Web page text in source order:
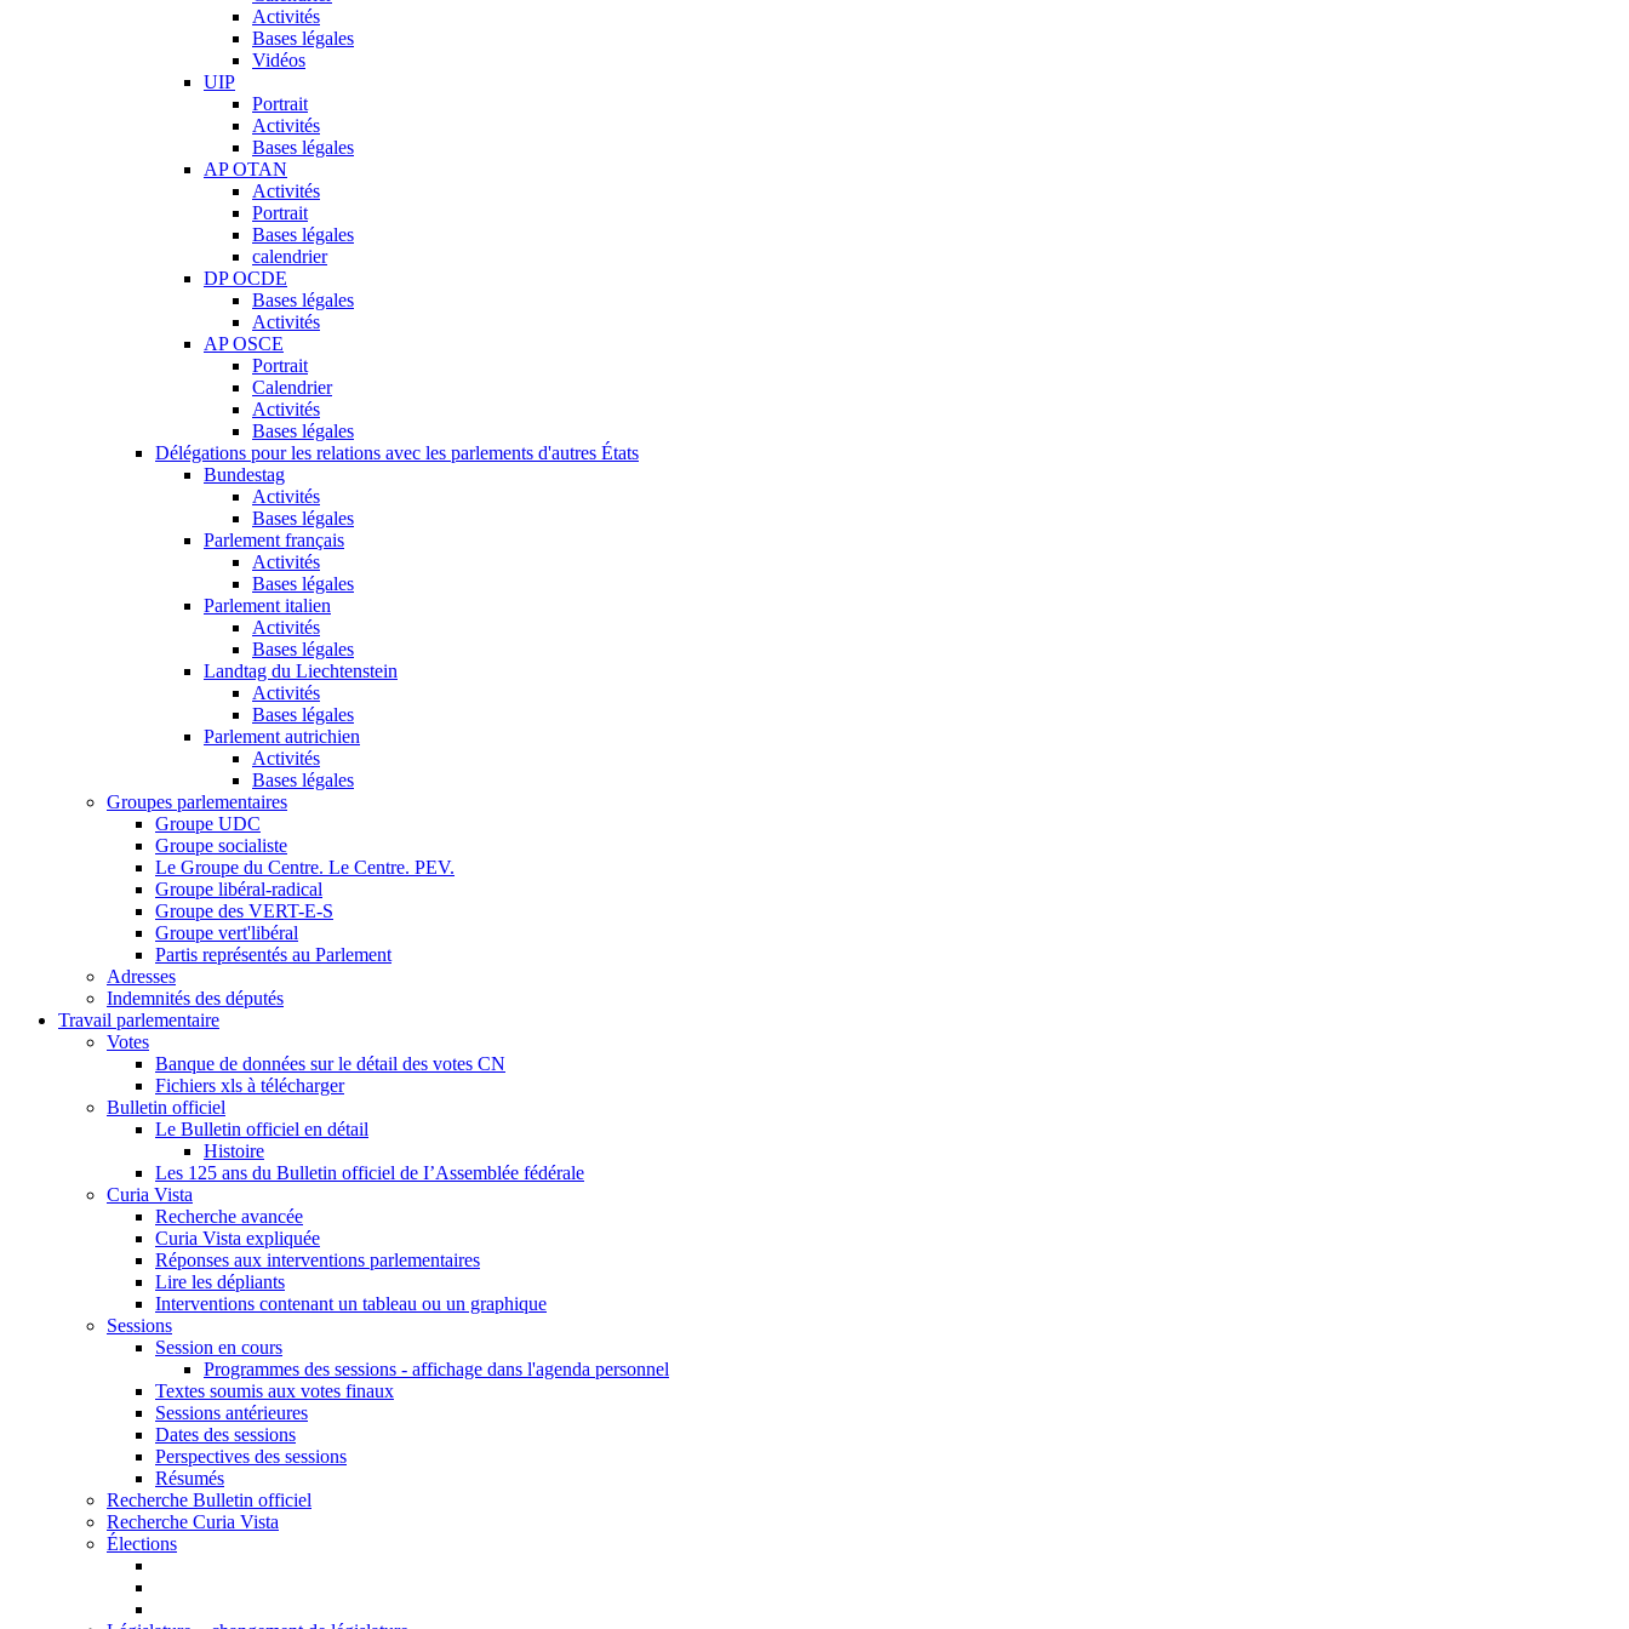
Activités
Bases légales
Vidéos
UIP
Portrait
Activités
Bases légales
AP OTAN
Activités
Portrait
Bases légales
calendrier
DP OCDE
Bases légales
Activités
AP OSCE
Portrait
Calendrier
Activités
Bases légales
Délégations pour les relations avec les parlements d'autres États
Bundestag
Activités
Bases légales
Parlement français
Activités
Bases légales
Parlement italien
Activités
Bases légales
Landtag du Liechtenstein
Activités
Bases légales
Parlement autrichien
Activités
Bases légales
Groupes parlementaires
Groupe UDC
Groupe socialiste
Le Groupe du Centre. Le Centre. PEV.
Groupe libéral-radical
Groupe des VERT-E-S
Groupe vert'libéral
Partis représentés au Parlement
Adresses
Indemnités des députés
Travail parlementaire
Votes
Banque de données sur le détail des votes CN
Fichiers xls à télécharger
Bulletin officiel
Le Bulletin officiel en détail
Histoire
Les 125 ans du Bulletin officiel de I’Assemblée fédérale
Curia Vista
Recherche avancée
Curia Vista expliquée
Réponses aux interventions parlementaires
Lire les dépliants
Interventions contenant un tableau ou un graphique
Sessions
Session en cours
Programmes des sessions - affichage dans l'agenda personnel
Textes soumis aux votes finaux
Sessions antérieures
Dates des sessions
Perspectives des sessions
Résumés
Recherche Bulletin officiel
Recherche Curia Vista
Élections